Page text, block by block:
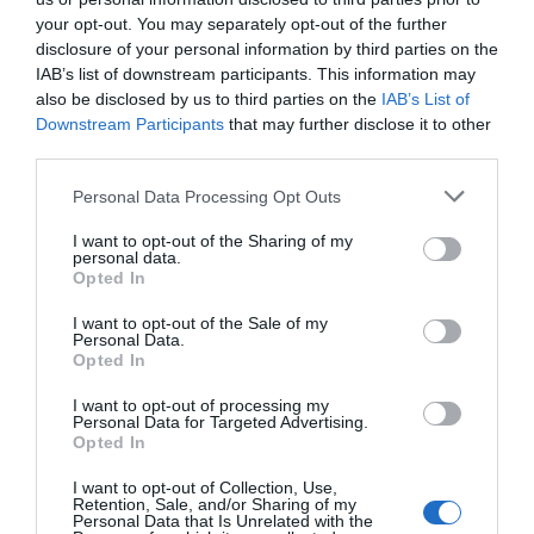
your opt-out. You may separately opt-out of the further
disclosure of your personal information by third parties on the
IAB’s list of downstream participants. This information may
also be disclosed by us to third parties on the IAB’s List of
Downstream Participants that may further disclose it to other
Personal Data Processing Opt Outs
I want to opt-out of the Sharing of my
personal data.
Opted In
I want to opt-out of the Sale of my
Personal Data.
Opted In
I want to opt-out of processing my
Personal Data for Targeted Advertising.
Opted In
I want to opt-out of Collection, Use,
Retention, Sale, and/or Sharing of my
Personal Data that Is Unrelated with the
Real Madrid
Añadir2Playbookcomo fuente preferida de Google
de forma gratuita
Mantente informado con las últimas noticias de actualidad.
ACTIVAR AHORA
Compartir
Imprimir